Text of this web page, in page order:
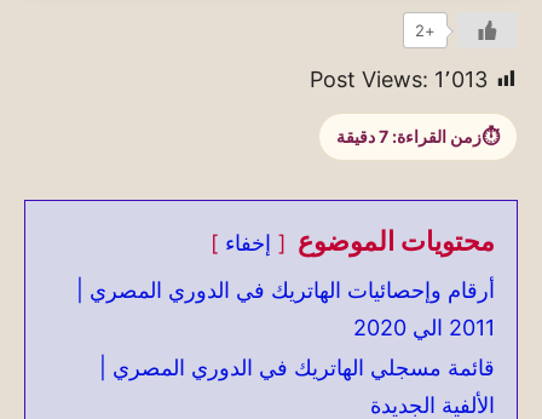
+2
Post Views: 1٬013
زمن القراءة: 7دقيقة
محتويات الموضوع
إخفاء
أرقام وإحصائيات الهاتريك في الدوري المصري |
2011 الي 2020
قائمة مسجلي الهاتريك في الدوري المصري |
الألفية الجديدة